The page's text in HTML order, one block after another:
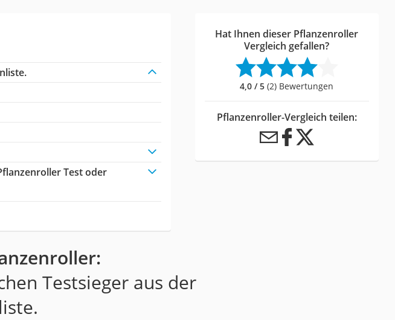
Test oder
Hat Ihnen dieser Pflanzenroller
Vergleich gefallen?
4,0 / 5 (2) Bewertungen
Pflanzenroller-Vergleich teilen:
Testsieger aus der